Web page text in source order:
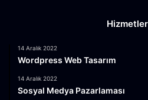
14 Aralık 2022
Wordpress Web Tasarım
14 Aralık 2022
Sosyal Medya Pazarlaması